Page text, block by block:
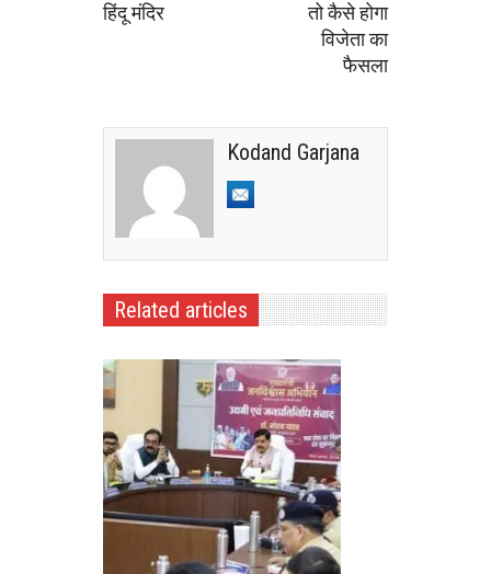
हिंदू मंदिर
तो कैसे होगा
विजेता का
फैसला
Kodand Garjana
Related articles